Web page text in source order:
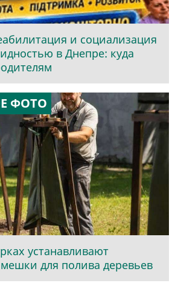
и социализация
в Днепре: куда
ФОТО
устанавливают
для полива деревьев